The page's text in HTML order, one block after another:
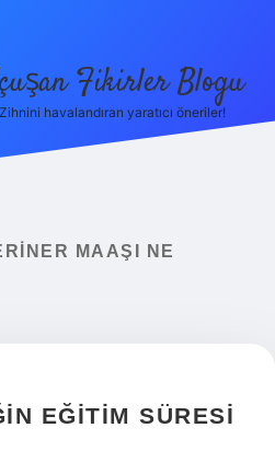
Fikirler Blogu
Zihnini havalandıran yaratıcı öneriler!
MAAŞI NE
EĞITIM SÜRESI